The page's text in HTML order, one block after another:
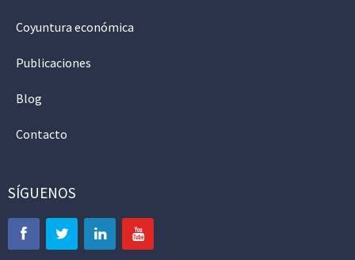
Coyuntura económica
Publicaciones
Blog
Contacto
SÍGUENOS